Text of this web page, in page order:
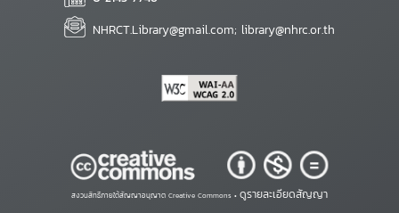
NHRCT.Library@gmail.com; library@nhrc.or.th
สงวนสิทธิ์ภายใต้สัญญาอนุญาต Creative Commons • ดูรายละเอียดสัญญา